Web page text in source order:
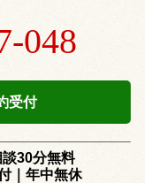
048
受付
30分無料
｜年中無休